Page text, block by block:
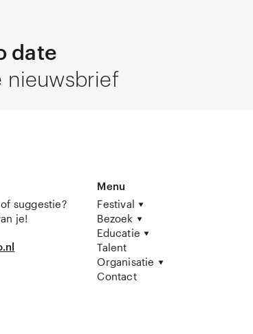
date
nieuwsbrief
suggestie?
je!
Menu
Festival
Bezoek
Educatie
Talent
Organisatie
Contact